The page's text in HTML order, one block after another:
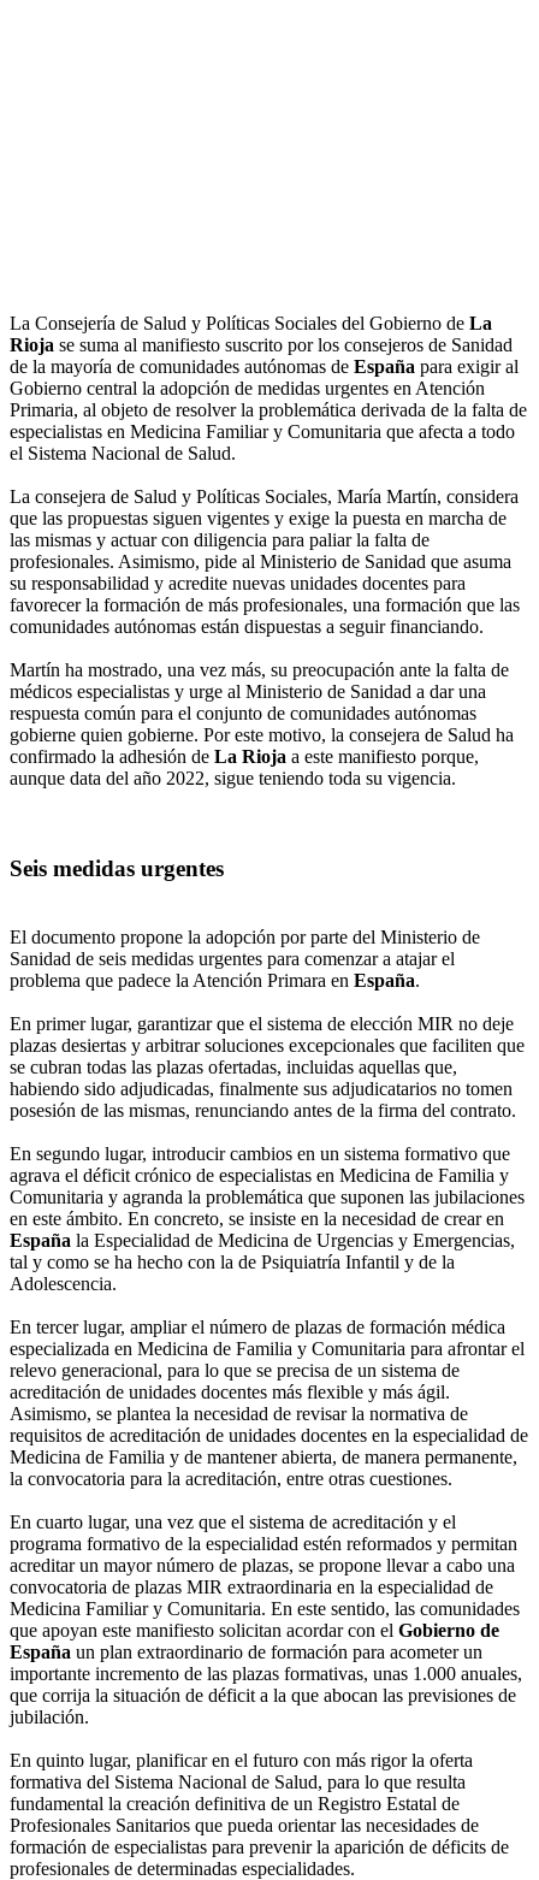
La Consejería de Salud y Políticas Sociales del Gobierno de La
Rioja se suma al manifiesto suscrito por los consejeros de Sanidad
de la mayoría de comunidades autónomas de España para exigir al
Gobierno central la adopción de medidas urgentes en Atención
Primaria, al objeto de resolver la problemática derivada de la falta de
especialistas en Medicina Familiar y Comunitaria que afecta a todo
el Sistema Nacional de Salud.
La consejera de Salud y Políticas Sociales, María Martín, considera
que las propuestas siguen vigentes y exige la puesta en marcha de
las mismas y actuar con diligencia para paliar la falta de
profesionales. Asimismo, pide al Ministerio de Sanidad que asuma
su responsabilidad y acredite nuevas unidades docentes para
favorecer la formación de más profesionales, una formación que las
comunidades autónomas están dispuestas a seguir financiando.
Martín ha mostrado, una vez más, su preocupación ante la falta de
médicos especialistas y urge al Ministerio de Sanidad a dar una
respuesta común para el conjunto de comunidades autónomas
gobierne quien gobierne. Por este motivo, la consejera de Salud ha
confirmado la adhesión de La Rioja a este manifiesto porque,
aunque data del año 2022, sigue teniendo toda su vigencia.
Seis medidas urgentes
El documento propone la adopción por parte del Ministerio de
Sanidad de seis medidas urgentes para comenzar a atajar el
problema que padece la Atención Primara en España.
En primer lugar, garantizar que el sistema de elección MIR no deje
plazas desiertas y arbitrar soluciones excepcionales que faciliten que
se cubran todas las plazas ofertadas, incluidas aquellas que,
habiendo sido adjudicadas, finalmente sus adjudicatarios no tomen
posesión de las mismas, renunciando antes de la firma del contrato.
En segundo lugar, introducir cambios en un sistema formativo que
agrava el déficit crónico de especialistas en Medicina de Familia y
Comunitaria y agranda la problemática que suponen las jubilaciones
en este ámbito. En concreto, se insiste en la necesidad de crear en
España la Especialidad de Medicina de Urgencias y Emergencias,
tal y como se ha hecho con la de Psiquiatría Infantil y de la
Adolescencia.
En tercer lugar, ampliar el número de plazas de formación médica
especializada en Medicina de Familia y Comunitaria para afrontar el
relevo generacional, para lo que se precisa de un sistema de
acreditación de unidades docentes más flexible y más ágil.
Asimismo, se plantea la necesidad de revisar la normativa de
requisitos de acreditación de unidades docentes en la especialidad de
Medicina de Familia y de mantener abierta, de manera permanente,
la convocatoria para la acreditación, entre otras cuestiones.
En cuarto lugar, una vez que el sistema de acreditación y el
programa formativo de la especialidad estén reformados y permitan
acreditar un mayor número de plazas, se propone llevar a cabo una
convocatoria de plazas MIR extraordinaria en la especialidad de
Medicina Familiar y Comunitaria. En este sentido, las comunidades
que apoyan este manifiesto solicitan acordar con el Gobierno de
España un plan extraordinario de formación para acometer un
importante incremento de las plazas formativas, unas 1.000 anuales,
que corrija la situación de déficit a la que abocan las previsiones de
jubilación.
En quinto lugar, planificar en el futuro con más rigor la oferta
formativa del Sistema Nacional de Salud, para lo que resulta
fundamental la creación definitiva de un Registro Estatal de
Profesionales Sanitarios que pueda orientar las necesidades de
formación de especialistas para prevenir la aparición de déficits de
profesionales de determinadas especialidades.